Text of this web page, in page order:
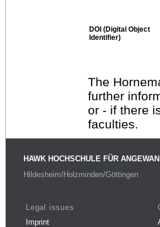
DOI (Digital Object
Identifier)
The
further
or - if there
faculties.
HAWK HOCHSCHULE FÜR
Hildesheim/Holzminden/Göttingen
Legal issues
Imprint